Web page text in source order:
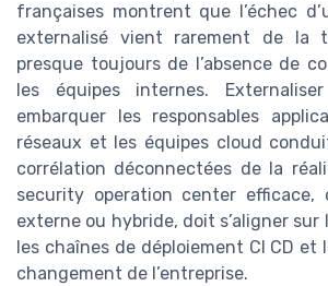
françaises montrent que l’échec
externalisé vient rarement de la
presque toujours de l’absence de
les équipes internes.
embarquer les responsables
réseaux et les équipes cloud
corrélation déconnectées de la
security operation center efficace,
externe ou hybride, doit s’aligner sur
les chaînes de déploiement CI CD
changement de l’entreprise.